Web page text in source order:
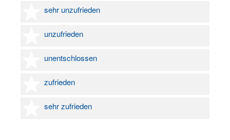
sehr unzufrieden
1 Stern
unzufrieden
2 Sterne
unentschlossen
3 Sterne
zufrieden
4 Sterne
sehr zufrieden
5 Sterne